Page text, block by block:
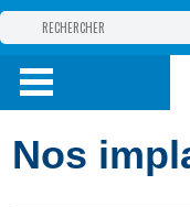
GROUPE
PRODUITS
Nos